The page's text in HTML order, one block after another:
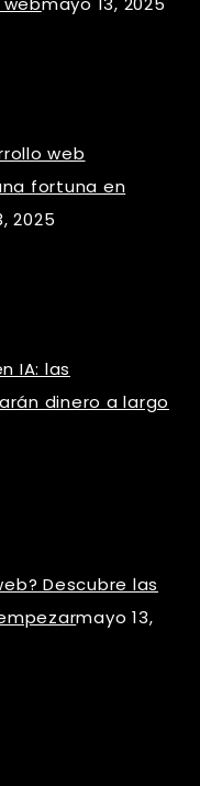
web
fortuna en
2025
IA: las
dinero a largo
Descubre las
mayo 13,